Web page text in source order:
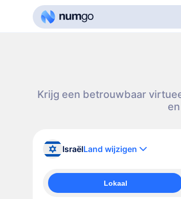
Krijg een betrouwbaar
IsraëlLand wijzigen
Lokaal